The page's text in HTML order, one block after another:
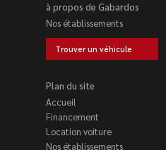
à propos de Gabardos
Nos établissements
Trouver un véhicule
Plan du site
Accueil
Financement
Location voiture
Nos établissements